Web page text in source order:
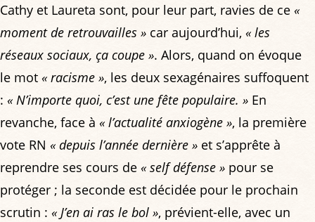
Cathy et Laureta sont, pour leur part, ravies de ce «
moment de retrouvailles » car aujourd’hui, « les
réseaux sociaux, ça coupe ». Alors, quand on évoque
le mot « racisme », les deux sexagénaires suffoquent
: « N’importe quoi, c’est une fête populaire. » En
revanche, face à « l’actualité anxiogène », la première
vote RN « depuis l’année dernière » et s’apprête à
reprendre ses cours de « self défense » pour se
protéger ; la seconde est décidée pour le prochain
scrutin : « J’en ai ras le bol », prévient-elle, avec un